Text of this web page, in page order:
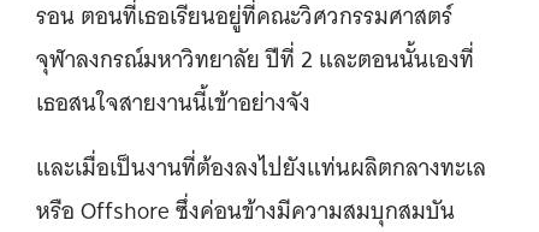
รอน ตอนที่เธอเรียนอยู่ที่คณะวิศวกรรมศาสตร์
จุฬาลงกรณ์มหาวิทยาลัย ปีที่ 2 และตอนนั้นเองที่
เธอสนใจสายงานนี้เข้าอย่างจัง
และเมื่อเป็นงานที่ต้องลงไปยังแท่นผลิตกลางทะเล
หรือ Offshore ซึ่งค่อนข้างมีความสมบุกสมบัน